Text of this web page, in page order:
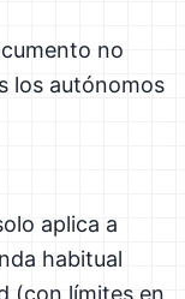
no
los autónomos
aplica a
habitual
(con límites en